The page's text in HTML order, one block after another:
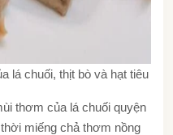
lá chuối, thịt bò và hạt tiêu
thơm của lá chuối quyện
miếng chả thơm nồng